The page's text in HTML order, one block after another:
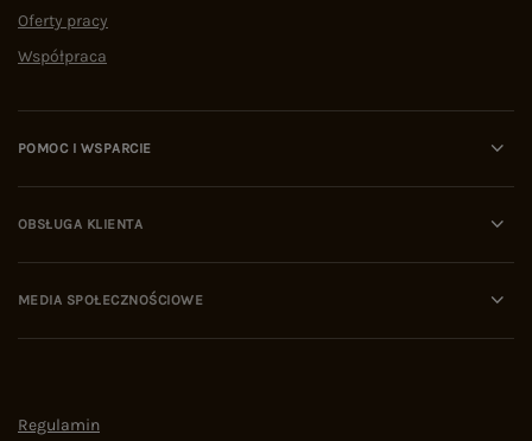
Oferty pracy
Współpraca
POMOC I WSPARCIE
OBSŁUGA KLIENTA
MEDIA SPOŁECZNOŚCIOWE
Regulamin